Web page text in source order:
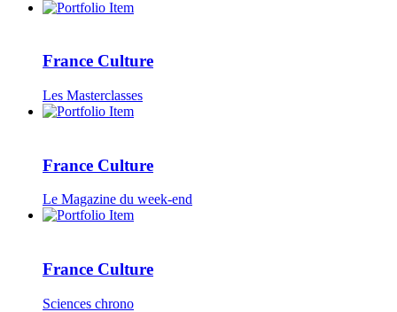
France Culture
Les Masterclasses
France Culture
Le Magazine du week-end
France Culture
Sciences chrono